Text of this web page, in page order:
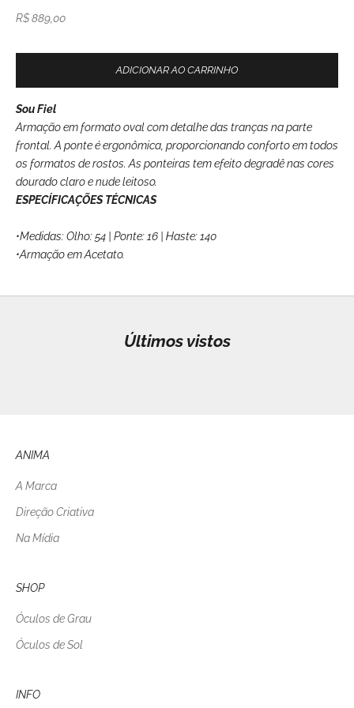
Preço promocional
R$ 889,00
ADICIONAR AO CARRINHO
Sou Fiel
Armação em formato oval com detalhe das tranças na parte
frontal. A ponte é ergonômica, proporcionando conforto em todos
os formatos de rostos. As ponteiras tem efeito degradê nas cores
dourado claro e nude leitoso.
ESPECÍFICAÇÕES TÉCNICAS
•Medidas: Olho: 54 | Ponte: 16 | Haste: 140
•Armação em Acetato.
Últimos vistos
ANIMA
A Marca
Direção Criativa
Na Mídia
SHOP
Óculos de Grau
Óculos de Sol
INFO